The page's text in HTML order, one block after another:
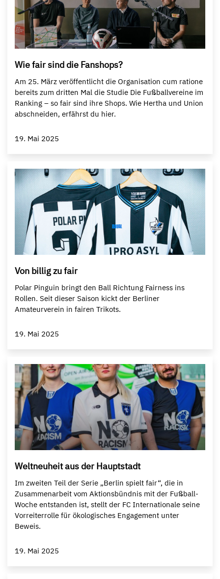
Wie fair sind die Fanshops?
Am 25. März veröffentlicht die Organisation cum ratione
bereits zum dritten Mal die Studie Die Fußballvereine im
Ranking – so fair sind ihre Shops. Wie Hertha und Union
abschneiden, erfährst du hier.
19. Mai 2025
Von billig zu fair
Polar Pinguin bringt den Ball Richtung Fairness ins
Rollen. Seit dieser Saison kickt der Berliner
Amateurverein in fairen Trikots.
19. Mai 2025
Weltneuheit aus der Hauptstadt
Im zweiten Teil der Serie „Berlin spielt fair“, die in
Zusammenarbeit vom Aktionsbündnis mit der Fußball-
Woche entstanden ist, stellt der FC Internationale seine
Vorreiterrolle für ökologisches Engagement unter
Beweis.
19. Mai 2025